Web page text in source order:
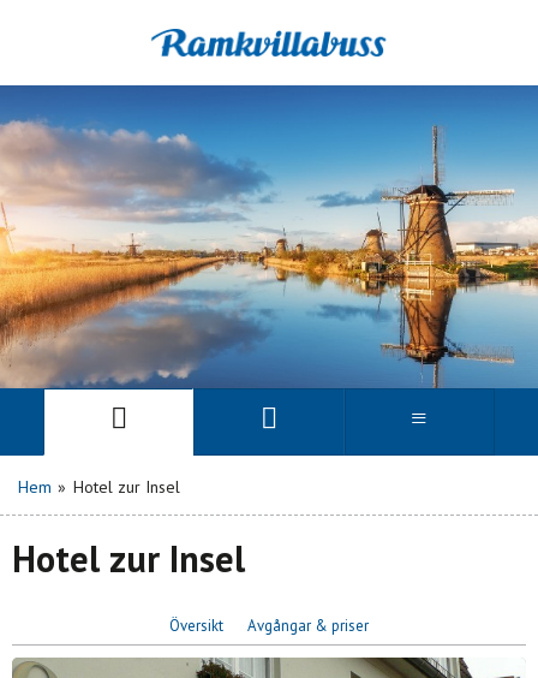
Hem » Hotel zur Insel
Hotel zur Insel
Översikt Avgångar & priser